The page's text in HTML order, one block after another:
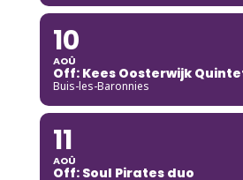
10
AOÛ
Off: Kees Oosterwijk
Buis-les-Baronnies
11
AOÛ
Off: Soul Pirates duo